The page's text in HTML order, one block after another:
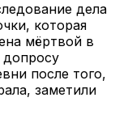
дела
которая
мёртвой в
допросу
после того,
заметили